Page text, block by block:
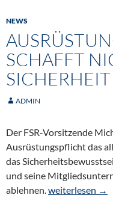
NEWS
SCHAFFT
SICHERHEIT
ADMIN
Der FSR-Vorsitzende
Ausrüstungspflicht das
das
und seine
ablehnen.weiterlesen →